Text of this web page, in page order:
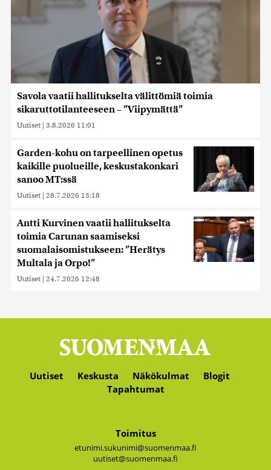
Savola vaatii hallitukselta välittömiä toimia
sikaruttotilanteeseen – ”Viipymättä”
Uutiset | 3.8.2026 11:01
Garden-kohu on tarpeellinen opetus
kaikille puolueille, keskustakonkari
sanoo MT:ssä
Uutiset | 28.7.2026 13:18
Antti Kurvinen vaatii hallitukselta
toimia Carunan saamiseksi
suomalaisomistukseen: ”Herätys
Multala ja Orpo!”
Uutiset | 24.7.2026 12:48
Uutiset Keskusta Näkökulmat
Blogit
Tapahtumat
Toimitus
etunimi.sukunimi@suomenmaa.fi
uutiset@suomenmaa.fi